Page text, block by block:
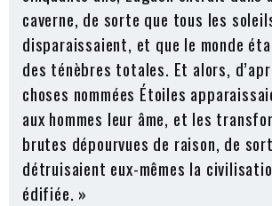
caverne, de sorte que tous les
disparaissaient, et que le monde
des ténèbres totales. Et alors,
choses nommées Étoiles
aux hommes leur âme, et les
brutes dépourvues de raison, de
détruisaient eux-mêmes la
édifiée. »